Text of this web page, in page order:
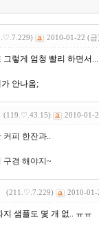
2010-01-22 (금
그렇게 엄청 빨리 하면서
안나옴;
(119.♡.43.15) 2010-01-
커피 한잔과..
구경 해야지~
(211.♡.7.229) 2010-
지 샘플도 몇 개 없.. ㅠㅠ